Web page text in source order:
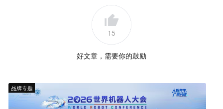
15
好文章，需要你的鼓励
品牌专题